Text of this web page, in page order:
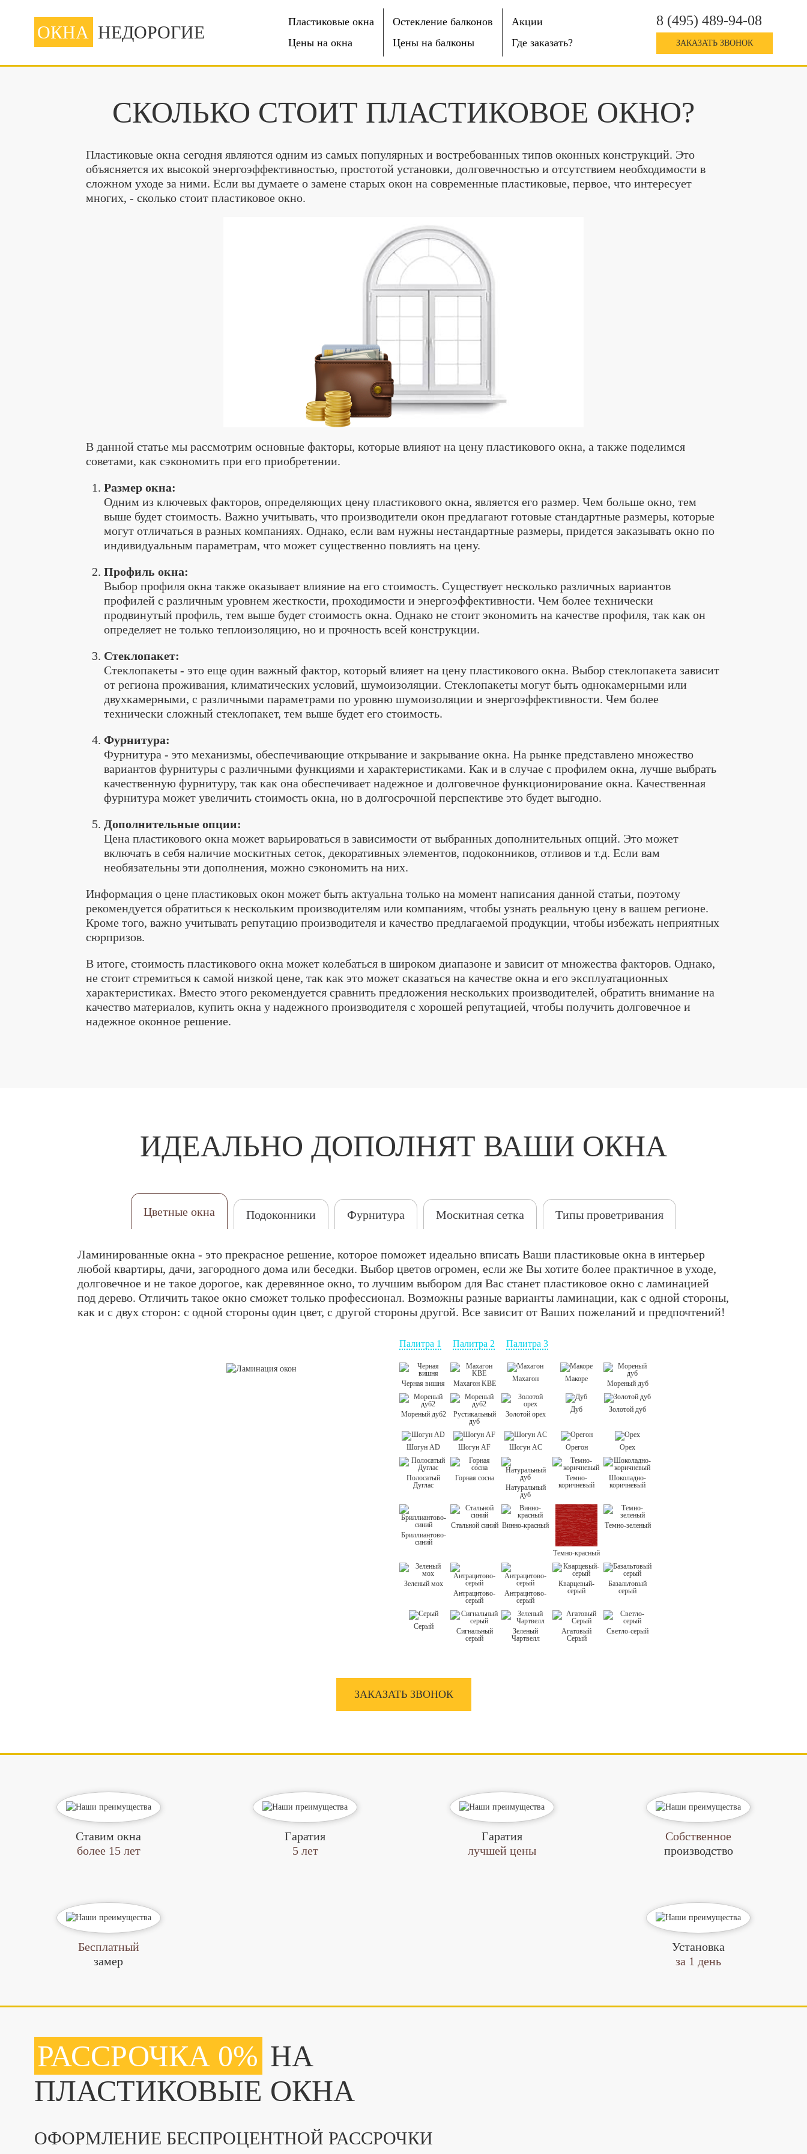
ОКНА НЕДОРОГИЕ
Пластиковые окна
Цены на окна
Остекление балконов
Цены на балконы
Акции
Где заказать?
8 (495) 489-94-08
ЗАКАЗАТЬ ЗВОНОК
CКОЛЬКО СТОИТ ПЛАСТИКОВОЕ ОКНО?
Пластиковые окна сегодня являются одним из самых популярных и востребованных типов оконных конструкций. Это
объясняется их высокой энергоэффективностью, простотой установки, долговечностью и отсутствием необходимости в
сложном уходе за ними. Если вы думаете о замене старых окон на современные пластиковые, первое, что интересует
многих, - сколько стоит пластиковое окно.
В данной статье мы рассмотрим основные факторы, которые влияют на цену пластикового окна, а также поделимся
советами, как сэкономить при его приобретении.
Размер окна:
Одним из ключевых факторов, определяющих цену пластикового окна, является его размер. Чем больше окно, тем
выше будет стоимость. Важно учитывать, что производители окон предлагают готовые стандартные размеры, которые
могут отличаться в разных компаниях. Однако, если вам нужны нестандартные размеры, придется заказывать окно по
индивидуальным параметрам, что может существенно повлиять на цену.
Профиль окна:
Выбор профиля окна также оказывает влияние на его стоимость. Существует несколько различных вариантов
профилей с различным уровнем жесткости, проходимости и энергоэффективности. Чем более технически
продвинутый профиль, тем выше будет стоимость окна. Однако не стоит экономить на качестве профиля, так как он
определяет не только теплоизоляцию, но и прочность всей конструкции.
Стеклопакет:
Стеклопакеты - это еще один важный фактор, который влияет на цену пластикового окна. Выбор стеклопакета зависит
от региона проживания, климатических условий, шумоизоляции. Стеклопакеты могут быть однокамерными или
двухкамерными, с различными параметрами по уровню шумоизоляции и энергоэффективности. Чем более
технически сложный стеклопакет, тем выше будет его стоимость.
Фурнитура:
Фурнитура - это механизмы, обеспечивающие открывание и закрывание окна. На рынке представлено множество
вариантов фурнитуры с различными функциями и характеристиками. Как и в случае с профилем окна, лучше выбрать
качественную фурнитуру, так как она обеспечивает надежное и долговечное функционирование окна. Качественная
фурнитура может увеличить стоимость окна, но в долгосрочной перспективе это будет выгодно.
Дополнительные опции:
Цена пластикового окна может варьироваться в зависимости от выбранных дополнительных опций. Это может
включать в себя наличие москитных сеток, декоративных элементов, подоконников, отливов и т.д. Если вам
необязательны эти дополнения, можно сэкономить на них.
Информация о цене пластиковых окон может быть актуальна только на момент написания данной статьи, поэтому
рекомендуется обратиться к нескольким производителям или компаниям, чтобы узнать реальную цену в вашем регионе.
Кроме того, важно учитывать репутацию производителя и качество предлагаемой продукции, чтобы избежать неприятных
сюрпризов.
В итоге, стоимость пластикового окна может колебаться в широком диапазоне и зависит от множества факторов. Однако,
не стоит стремиться к самой низкой цене, так как это может сказаться на качестве окна и его эксплуатационных
характеристиках. Вместо этого рекомендуется сравнить предложения нескольких производителей, обратить внимание на
качество материалов, купить окна у надежного производителя с хорошей репутацией, чтобы получить долговечное и
надежное оконное решение.
ИДЕАЛЬНО ДОПОЛНЯТ ВАШИ ОКНА
Цветные окна Подоконники Фурнитура Москитная сетка Типы проветривания
Ламинированные окна - это прекрасное решение, которое поможет идеально вписать Ваши пластиковые окна в интерьер
любой квартиры, дачи, загородного дома или беседки. Выбор цветов огромен, если же Вы хотите более практичное в уходе,
долговечное и не такое дорогое, как деревянное окно, то лучшим выбором для Вас станет пластиковое окно с ламинацией
под дерево. Отличить такое окно сможет только профессионал. Возможны разные варианты ламинации, как с одной стороны,
как и с двух сторон: с одной стороны один цвет, с другой стороны другой. Все зависит от Ваших пожеланий и предпочтений!
Палитра 1 Палитра 2 Палитра 3
Черная вишня Махагон KBE
Махагон Макоре
Мореный дуб
Мореный дуб2
Рустикальный
дуб
Золотой орех
Дуб Золотой дуб
Шогун AD Шогун AF Шогун AC Орегон Орех
Полосатый
Дуглас
Горная сосна
Натуральный
дуб
Темно-
коричневый
Шоколадно-
коричневый
Бриллиантово-
синий
Стальной синий Винно-красный
Темно-красный
Темно-зеленый
Зеленый мох
Антрацитово-
серый
Антрацитово-
серый
Кварцевый-
серый
Базальтовый
серый
Серый
Сигнальный
серый
Зеленый
Чартвелл
Агатовый
Серый
Светло-серый
ЗАКАЗАТЬ ЗВОНОК
Ставим окна
более 15 лет
Гаратия
5 лет
Гаратия
лучшей цены
Собственное
производство
Бесплатный
замер
Установка
за 1 день
РАССРОЧКА 0% НА
ПЛАСТИКОВЫЕ ОКНА
ОФОРМЛЕНИЕ БЕСПРОЦЕНТНОЙ РАССРОЧКИ